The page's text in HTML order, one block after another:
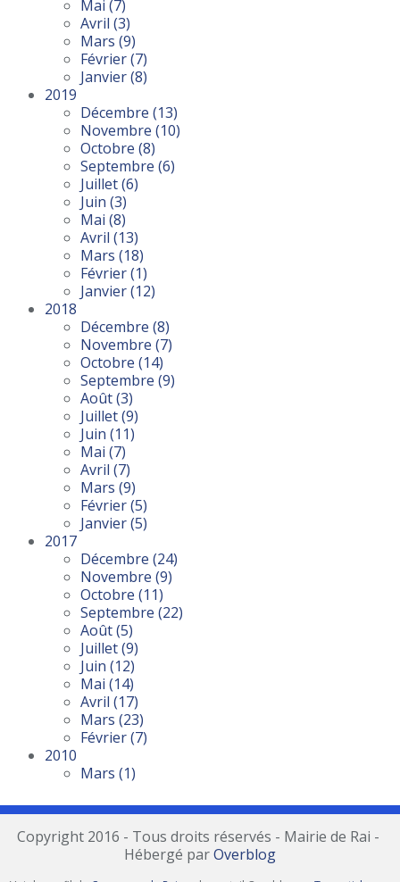
Mai (7)
Avril (3)
Mars (9)
Février(7)
Janvier(8)
2019
Décembre (13)
Novembre (10)
Octobre (8)
Septembre (6)
Juillet(6)
Juin (3)
Mai (8)
Avril (13)
Mars (18)
Février(1)
Janvier(12)
2018
Décembre (8)
Novembre (7)
Octobre (14)
Septembre (9)
Août(3)
Juillet(9)
Juin (11)
Mai (7)
Avril (7)
Mars (9)
Février(5)
Janvier(5)
2017
Décembre (24)
Novembre (9)
Octobre (11)
Septembre (22)
Août(5)
Juillet(9)
Juin (12)
Mai (14)
Avril (17)
Mars (23)
Février(7)
2010
Mars (1)
Copyright 2016 - Tous droits réservés - Mairie de Rai -
Hébergé parOverblog